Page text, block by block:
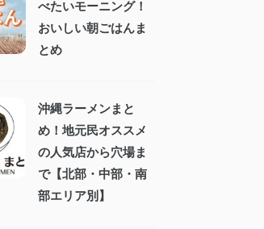
べたいモーニング！
おいしい朝ごはんま
とめ
沖縄ラーメンまと
め！地元民オススメ
の人気店から穴場ま
で【北部・中部・南
部エリア別】